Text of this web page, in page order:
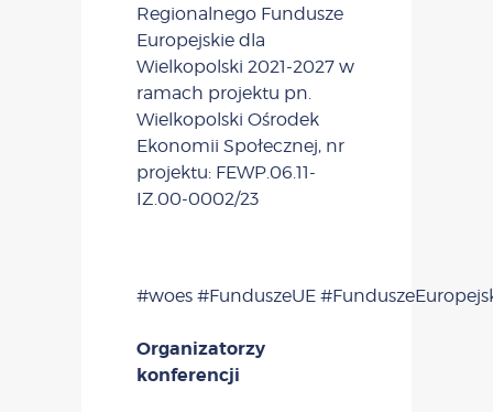
Regionalnego Fundusze
Europejskie dla
Wielkopolski 2021-2027 w
ramach projektu pn.
Wielkopolski Ośrodek
Ekonomii Społecznej, nr
projektu: FEWP.06.11-
IZ.00-0002/23
#woes #FunduszeUE
Organizatorzy
konferencji